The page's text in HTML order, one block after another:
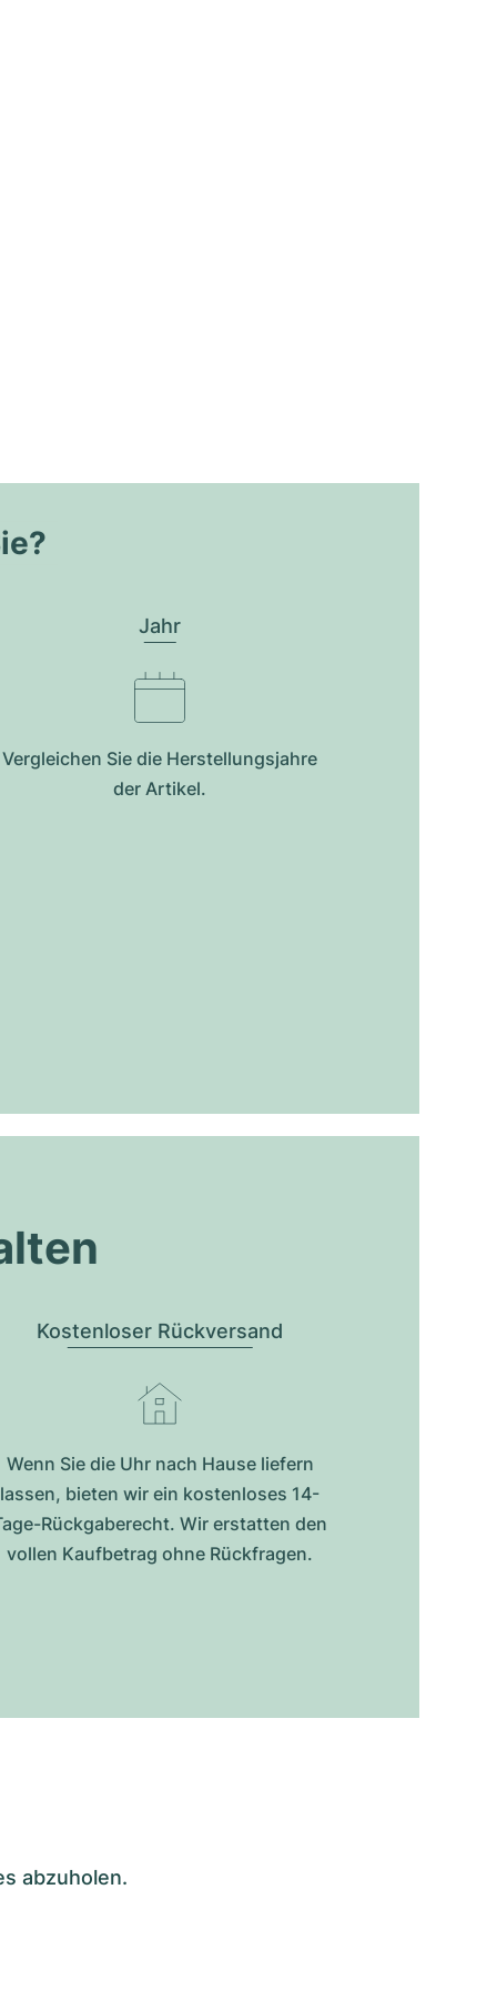
Jahr
Vergleichen Sie die Herstellungsjahre
der Artikel.
Kostenloser Rückversand
Wenn Sie die Uhr nach Hause liefern
lassen, bieten wir ein kostenloses 14-
Rückgaberecht. Wir erstatten den
vollen Kaufbetrag ohne Rückfragen.
abzuholen.